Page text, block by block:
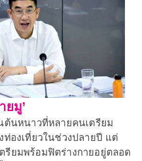
ยมู’
ต้นหนาวที่หลายคนเตรียม
ท่องเที่ยวในช่วงปลายปี แต่
รียมพร้อมฟิตร่างกายอยู่ตลอด